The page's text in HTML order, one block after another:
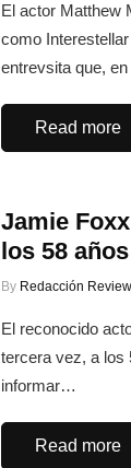
El actor Matthew
como
entrevsita que,
Read more
Jamie
los 58 años
By Redacción Review
El reconocido
tercera vez, a los
informar…
Read more